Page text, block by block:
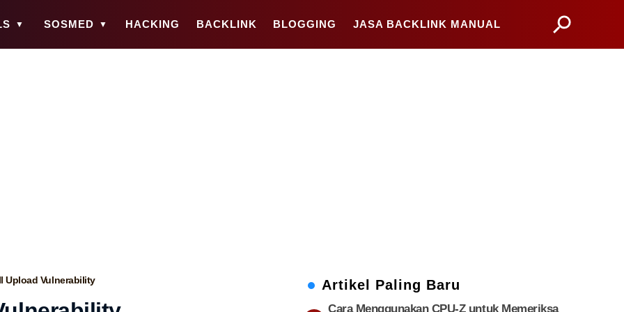
SOSMED HACKING BACKLINK BLOGGING JASA BACKLINK MANUAL
Upload Vulnerability Artikel Paling Baru
Cara Menggunakan CPU-Z untuk Memeriksa